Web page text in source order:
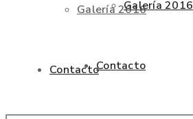
Galería 2016
Contacto
Galería 2016
Contacto